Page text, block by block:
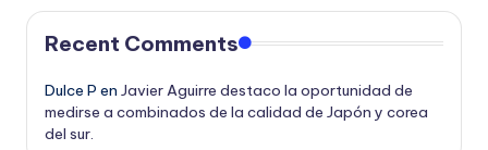
Recent Comments
Dulce P en Javier Aguirre destaco la oportunidad de
medirse a combinados de la calidad de Japón y corea
del sur.